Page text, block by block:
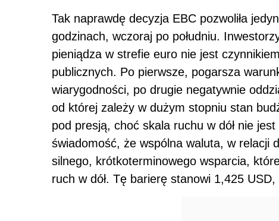
Tak naprawdę decyzja EBC pozwoliła
godzinach, wczoraj po południu.
pieniądza w strefie euro nie jest
publicznych. Po pierwsze, pogarsza
wiarygodności, po drugie negatywnie
od której zależy w dużym stopniu stan
pod presją, choć skala ruchu w dół nie
świadomość, że wspólna waluta, w relacji
silnego, krótkoterminowego wsparcia,
ruch w dół. Tę barierę stanowi 1,425